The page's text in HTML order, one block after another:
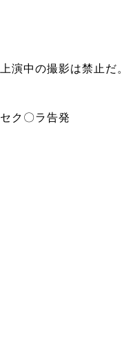
上演中の撮影は禁止だ。
セク〇ラ告発